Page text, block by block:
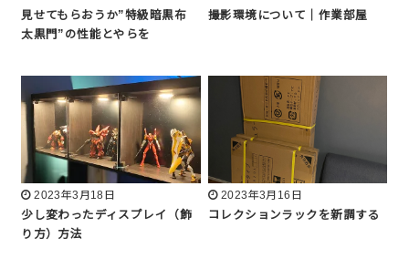
見せてもらおうか”特級暗黒布
太黒門”の性能とやらを
撮影環境について｜作業部屋
2023年3月18日
少し変わったディスプレイ（飾
り方）方法
2023年3月16日
コレクションラックを新調する